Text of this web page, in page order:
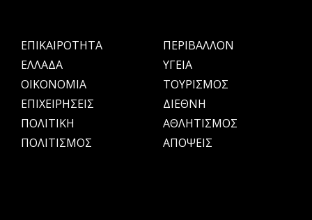
ΕΠΙΚΑΙΡΟΤΗΤΑ
ΕΛΛΑΔΑ
OIKONOMIA
ΕΠΙΧΕΙΡΗΣΕΙΣ
ΠΟΛΙΤΙΚΗ
ΠΟΛΙΤΙΣΜΟΣ
ΠΕΡΙΒΑΛΛΟΝ
ΥΓΕΙΑ
ΤΟΥΡΙΣΜΟΣ
ΔΙΕΘΝΗ
ΑΘΛΗΤΙΣΜΟΣ
ΑΠΟΨΕΙΣ